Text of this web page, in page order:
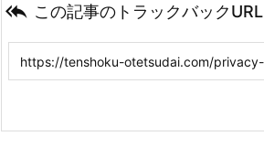
 この記事のトラックバックURL